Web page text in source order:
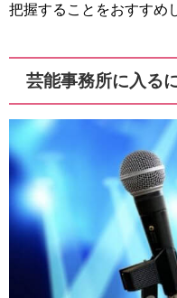
把握することをおすすめ
芸能事務所に入る